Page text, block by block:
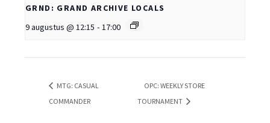
GRND: GRAND ARCHIVE LOCALS
9 augustus @ 12:15 - 17:00
MTG: CASUAL
COMMANDER
OPC: WEEKLY STORE
TOURNAMENT